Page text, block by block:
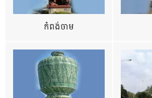
កំពង់ចាម